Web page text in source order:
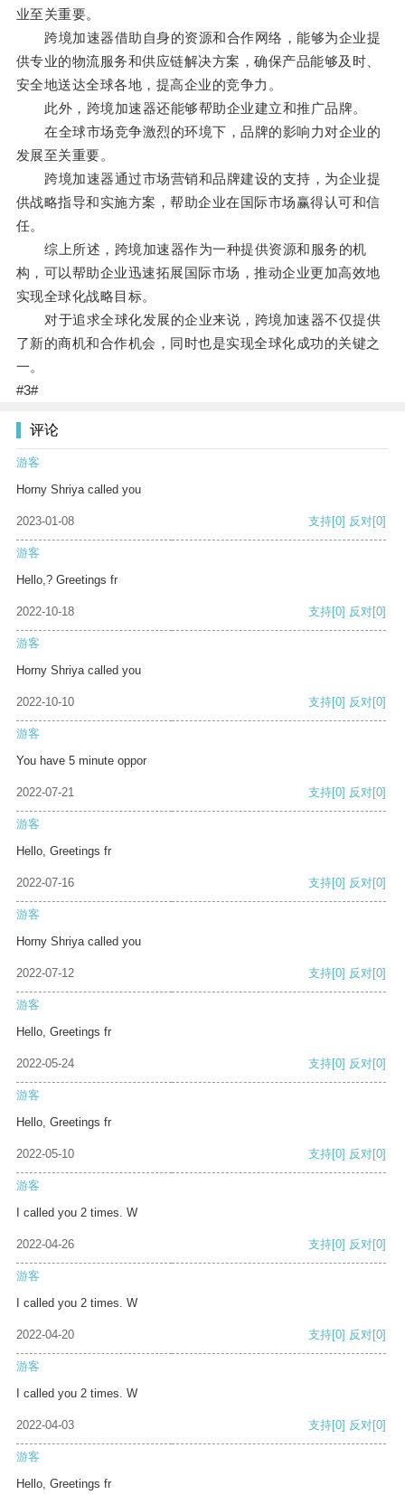
业至关重要。
跨境加速器借助自身的资源和合作网络，能够为企业提
供专业的物流服务和供应链解决方案，确保产品能够及时、
安全地送达全球各地，提高企业的竞争力。
此外，跨境加速器还能够帮助企业建立和推广品牌。
在全球市场竞争激烈的环境下，品牌的影响力对企业的
发展至关重要。
跨境加速器通过市场营销和品牌建设的支持，为企业提
供战略指导和实施方案，帮助企业在国际市场赢得认可和信
任。
综上所述，跨境加速器作为一种提供资源和服务的机
构，可以帮助企业迅速拓展国际市场，推动企业更加高效地
实现全球化战略目标。
对于追求全球化发展的企业来说，跨境加速器不仅提供
了新的商机和合作机会，同时也是实现全球化成功的关键之
一。
#3#
评论
游客
Horny Shriya called you
2023-01-08 支持[0] 反对[0]
游客
Hello,? Greetings fr
2022-10-18 支持[0] 反对[0]
游客
Horny Shriya called you
2022-10-10 支持[0] 反对[0]
游客
You have 5 minute oppor
2022-07-21 支持[0] 反对[0]
游客
Hello, Greetings fr
2022-07-16 支持[0] 反对[0]
游客
Horny Shriya called you
2022-07-12 支持[0] 反对[0]
游客
Hello, Greetings fr
2022-05-24 支持[0] 反对[0]
游客
Hello, Greetings fr
2022-05-10 支持[0] 反对[0]
游客
I called you 2 times. W
2022-04-26 支持[0] 反对[0]
游客
I called you 2 times. W
2022-04-20 支持[0] 反对[0]
游客
I called you 2 times. W
2022-04-03 支持[0] 反对[0]
游客
Hello, Greetings fr